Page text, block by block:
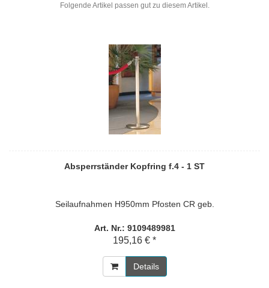
Folgende Artikel passen gut zu diesem Artikel.
Absperrständer Kopfring f.4 - 1 ST
Seilaufnahmen H950mm Pfosten CR geb.
Art. Nr.: 9109489981
195,16 € *
Details